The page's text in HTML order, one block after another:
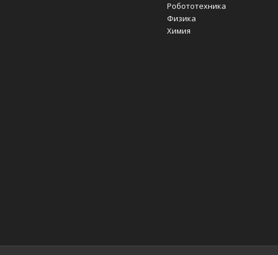
Робототехника
Физика
Химия